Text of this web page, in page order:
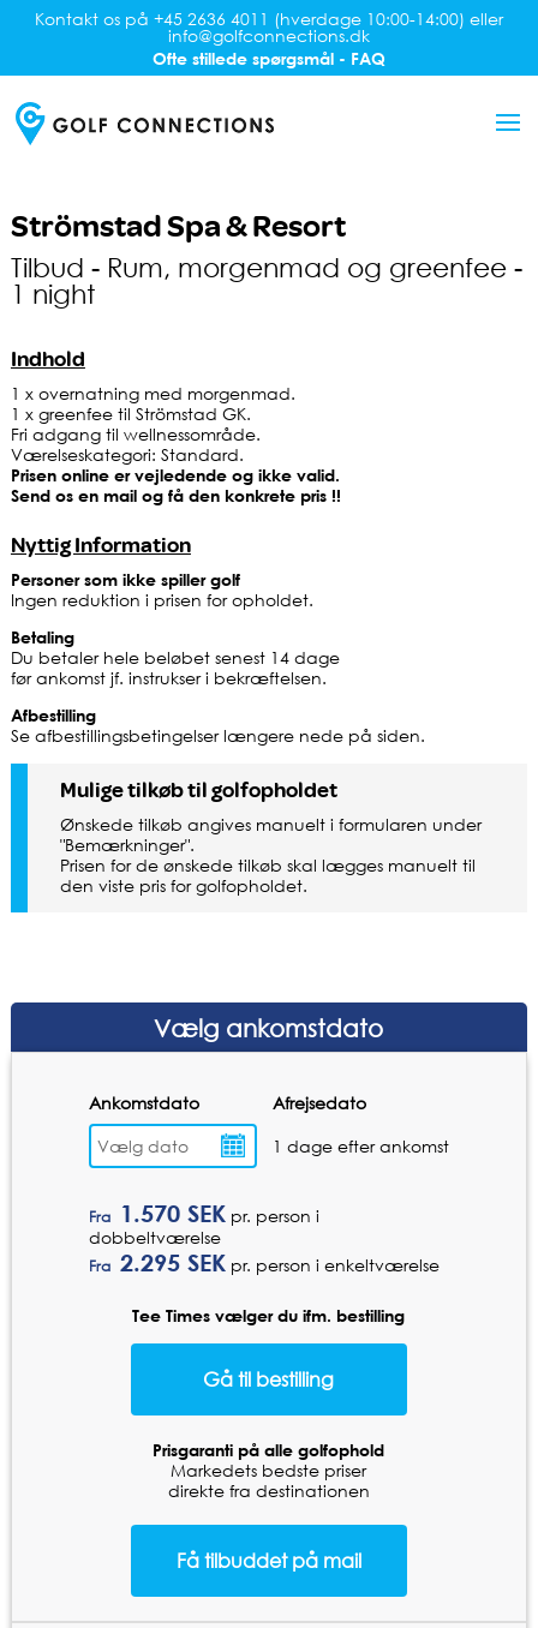
Kontakt os på +45 2636 4011 (hverdage 10:00-14:00) eller
info@golfconnections.dk
Ofte stillede spørgsmål - FAQ
Strömstad Spa & Resort
Tilbud - Rum, morgenmad og greenfee -
1 night
Indhold
1 x overnatning med morgenmad.
1 x greenfee til Strömstad GK.
Fri adgang til wellnessområde.
Værelseskategori: Standard.
Prisen online er vejledende og ikke valid.
Send os en mail og få den konkrete pris !!
Nyttig Information
Personer som ikke spiller golf
Ingen reduktion i prisen for opholdet.
Betaling
Du betaler hele beløbet senest 14 dage
før ankomst jf. instrukser i bekræftelsen.
Afbestilling
Se afbestillingsbetingelser længere nede på siden.
Mulige tilkøb til golfopholdet
Ønskede tilkøb angives manuelt i formularen under
"Bemærkninger".
Prisen for de ønskede tilkøb skal lægges manuelt til
den viste pris for golfopholdet.
Vælg ankomstdato
Ankomstdato Afrejsedato
1 dage efter ankomst
Fra 1.570 SEK pr. person i
dobbeltværelse
Fra 2.295 SEK pr. person i enkeltværelse
Tee Times vælger du ifm. bestilling
Prisgaranti på alle golfophold
Markedets bedste priser
direkte fra destinationen